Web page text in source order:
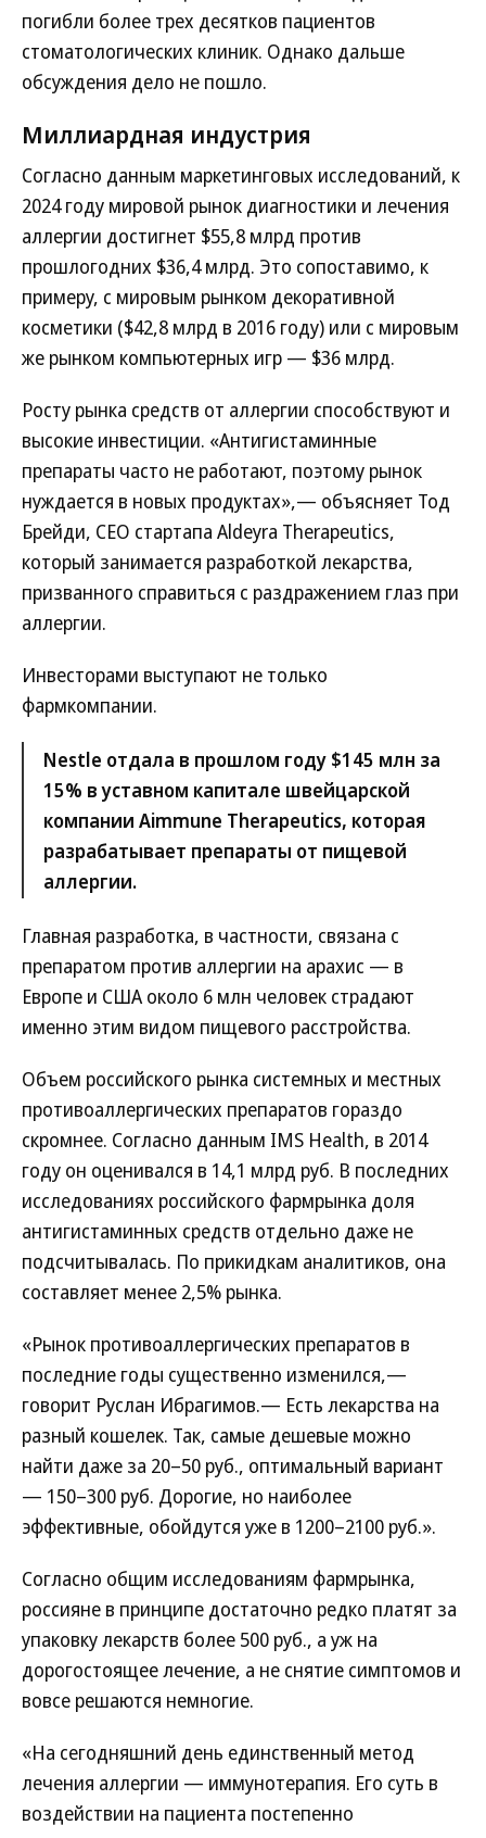
погибли более трех десятков пациентов
стоматологических клиник. Однако дальше
обсуждения дело не пошло.
Миллиардная индустрия
Согласно данным маркетинговых исследований, к
2024 году мировой рынок диагностики и лечения
аллергии достигнет $55,8 млрд против
прошлогодних $36,4 млрд. Это сопоставимо, к
примеру, с мировым рынком декоративной
косметики ($42,8 млрд в 2016 году) или с мировым
же рынком компьютерных игр — $36 млрд.
Росту рынка средств от аллергии способствуют и
высокие инвестиции. «Антигистаминные
препараты часто не работают, поэтому рынок
нуждается в новых продуктах»,— объясняет Тод
Брейди, CEO стартапа Aldeyra Therapeutics,
который занимается разработкой лекарства,
призванного справиться с раздражением глаз при
аллергии.
Инвесторами выступают не только
фармкомпании.
Nestle отдала в прошлом году $145 млн за
15% в уставном капитале швейцарской
компании Aimmune Therapeutics, которая
разрабатывает препараты от пищевой
аллергии.
Главная разработка, в частности, связана с
препаратом против аллергии на арахис — в
Европе и США около 6 млн человек страдают
именно этим видом пищевого расстройства.
Объем российского рынка системных и местных
противоаллергических препаратов гораздо
скромнее. Согласно данным IMS Health, в 2014
году он оценивался в 14,1 млрд руб. В последних
исследованиях российского фармрынка доля
антигистаминных средств отдельно даже не
подсчитывалась. По прикидкам аналитиков, она
составляет менее 2,5% рынка.
«Рынок противоаллергических препаратов в
последние годы существенно изменился,—
говорит Руслан Ибрагимов.— Есть лекарства на
разный кошелек. Так, самые дешевые можно
найти даже за 20–50 руб., оптимальный вариант
— 150–300 руб. Дорогие, но наиболее
эффективные, обойдутся уже в 1200–2100 руб.».
Согласно общим исследованиям фармрынка,
россияне в принципе достаточно редко платят за
упаковку лекарств более 500 руб., а уж на
дорогостоящее лечение, а не снятие симптомов и
вовсе решаются немногие.
«На сегодняшний день единственный метод
лечения аллергии — иммунотерапия. Его суть в
воздействии на пациента постепенно